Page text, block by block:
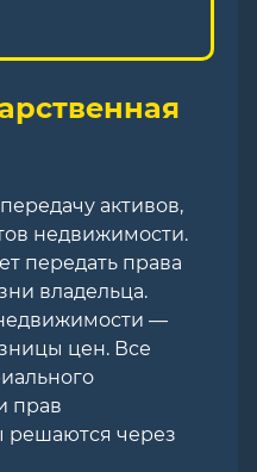
активов,
недвижимости.
передать права
владельца.
—
цен. Все
прав
решаются через